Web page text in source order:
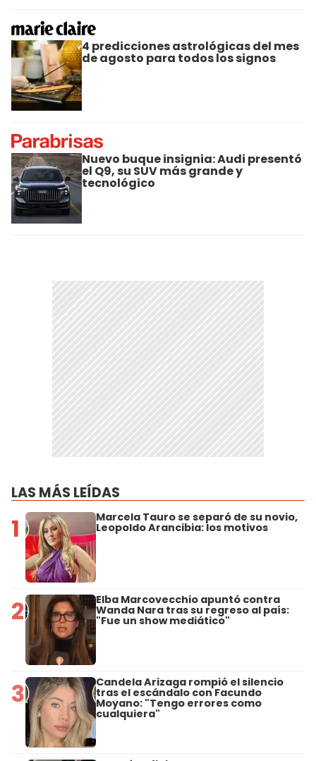
4 predicciones astrológicas del mes
de agosto para todos los signos
Nuevo buque insignia: Audi presentó
el Q9, su SUV más grande y
tecnológico
LAS MÁS LEÍDAS
1 Marcela Tauro se separó de su novio,
Leopoldo Arancibia: los motivos
2 Elba Marcovecchio apuntó contra
Wanda Nara tras su regreso al país:
"Fue un show mediático"
3 Candela Arizaga rompió el silencio
tras el escándalo con Facundo
Moyano: "Tengo errores como
cualquiera"